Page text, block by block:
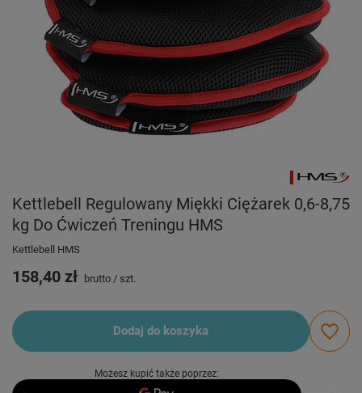
Kettlebell Regulowany Miękki Ciężarek 0,6-8,75
kg Do Ćwiczeń Treningu HMS
Kettlebell HMS
158,40 zł brutto / szt.
Dodaj do koszyka
Możesz kupić także poprzez: